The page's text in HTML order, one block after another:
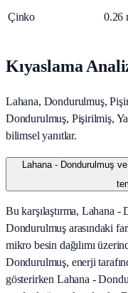
Çinko 0.26
Kıyaslama
Lahana, Dondurulmuş,
Dondurulmuş, Pişirilmiş,
bilimsel yanıtlar.
Lahana - Dondurulmuş
Bu karşılaştırma, Lahana
Dondurulmuş arasındaki
mikro besin dağılımı
Dondurulmuş, enerji
gösterirken Lahana -